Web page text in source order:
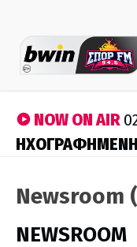
NOW ON AIR
Newsroom
NEWSROOM